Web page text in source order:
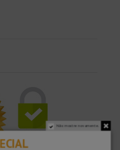
Não mostre novamente.